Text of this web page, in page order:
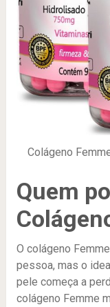
Colágeno
Quem
O colágeno
pessoa, mas o
pele começa a
colágeno Femme